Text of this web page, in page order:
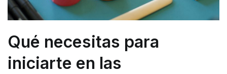
Qué necesitas para
iniciarte en las